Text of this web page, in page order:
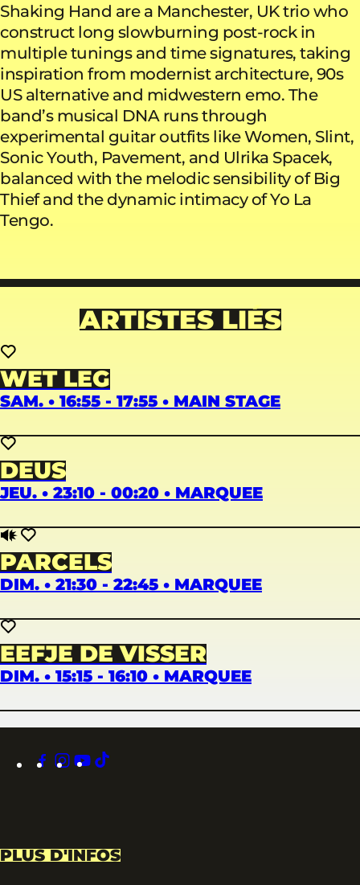
Shaking Hand are a Manchester, UK trio who
construct long slowburning post-rock in
multiple tunings and time signatures, taking
inspiration from modernist architecture, 90s
US alternative and midwestern emo. The
band’s musical DNA runs through
experimental guitar outfits like Women, Slint,
Sonic Youth, Pavement, and Ulrika Spacek,
balanced with the melodic sensibility of Big
Thief and the dynamic intimacy of Yo La
Tengo.
ARTISTES LIÉS
WET LEG
SAM. • 16:55 - 17:55 • MAIN STAGE
DEUS
JEU. • 23:10 - 00:20 • MARQUEE
PARCELS
DIM. • 21:30 - 22:45 • MARQUEE
EEFJE DE VISSER
DIM. • 15:15 - 16:10 • MARQUEE
facebook
instagram
youtube
PLUS D'INFOS